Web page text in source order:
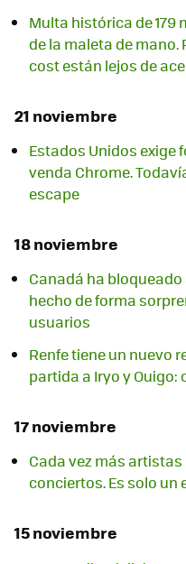
Multa histórica de 179
de la maleta de mano.
cost están lejos de
21 noviembre
Estados Unidos exige
venda Chrome.
escape
18 noviembre
Canadá ha bloqueado
hecho de forma
usuarios
Renfe tiene un nuevo
partida a Iryo y
17 noviembre
Cada vez más
conciertos. Es solo un
15 noviembre